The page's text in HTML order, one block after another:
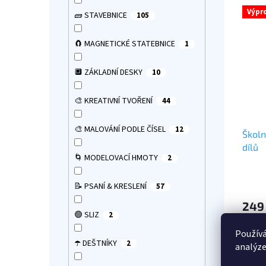
🧱 STAVEBNICE 105
🧲 MAGNETICKÉ STATEBNICE 1
🔲 ZÁKLADNÍ DESKY 10
🎨 KREATIVNÍ TVOŘENÍ 44
🎨 MALOVÁNÍ PODLE ČÍSEL 12
🌀 MODELOVACÍ HMOTY 2
📝 PSANÍ & KRESLENÍ 57
🟢 SLIZ 2
☂️ DEŠTNÍKY 2
dílů
je
5
249
11
i